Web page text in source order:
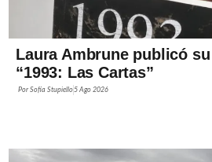
Laura Ambrune publicó
“1993: Las Cartas”
PorSofía Stupiello5 Ago 2026